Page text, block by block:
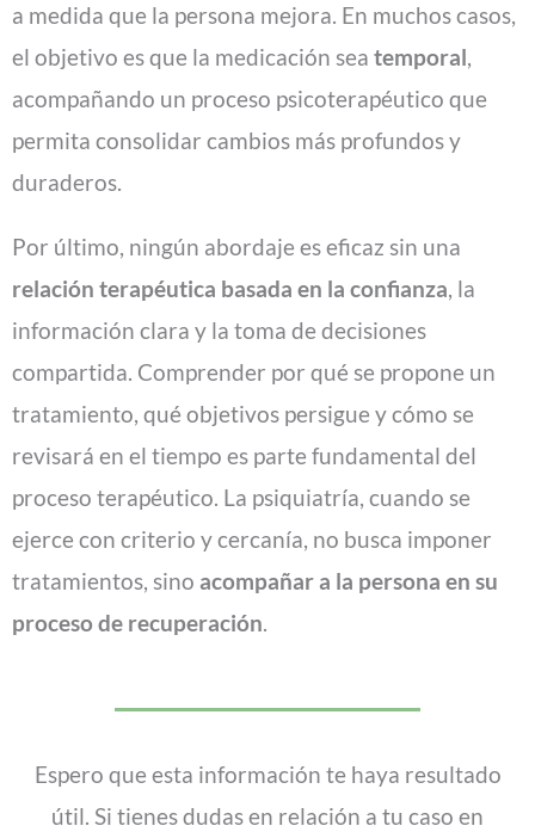
a medida que la persona mejora. En muchos casos,
el objetivo es que la medicación sea temporal,
acompañando un proceso psicoterapéutico que
permita consolidar cambios más profundos y
duraderos.
Por último, ningún abordaje es eficaz sin una
relación terapéutica basada en la confianza, la
información clara y la toma de decisiones
compartida. Comprender por qué se propone un
tratamiento, qué objetivos persigue y cómo se
revisará en el tiempo es parte fundamental del
proceso terapéutico. La psiquiatría, cuando se
ejerce con criterio y cercanía, no busca imponer
tratamientos, sino acompañar a la persona en su
proceso de recuperación.
Espero que esta información te haya resultado
útil. Si tienes dudas en relación a tu caso en